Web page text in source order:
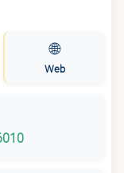
🌐
Web